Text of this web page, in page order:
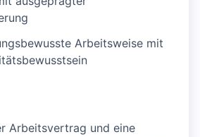
Arbeitsweise mit
Arbeitsvertrag und eine